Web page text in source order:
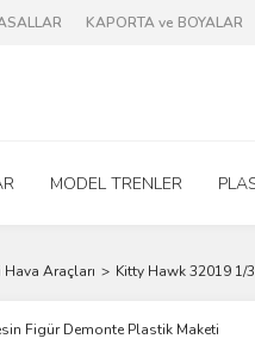
KAPORTA ve BOYALAR
MODEL TRENLER
Araçları Kitty Hawk 32019 1/